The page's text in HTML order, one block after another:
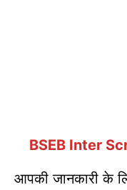
BSEB Inter
आपकी जानकारी के